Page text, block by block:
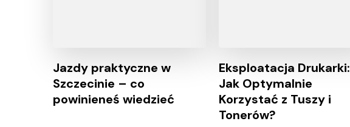
Jazdy praktyczne w
Szczecinie – co
powinieneś wiedzieć
Eksploatacja Drukarki:
Jak Optymalnie
Korzystać z Tuszy i
Tonerów?